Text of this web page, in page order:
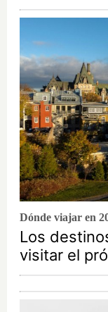
Dónde viajar en
Los
visitar el